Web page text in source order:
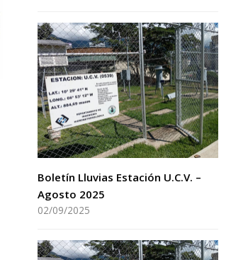
Boletín Lluvias Estación U.C.V. –
Agosto 2025
02/09/2025